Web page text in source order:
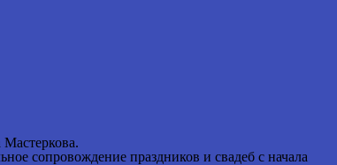
.
сопровождение праздников и свадеб с начала